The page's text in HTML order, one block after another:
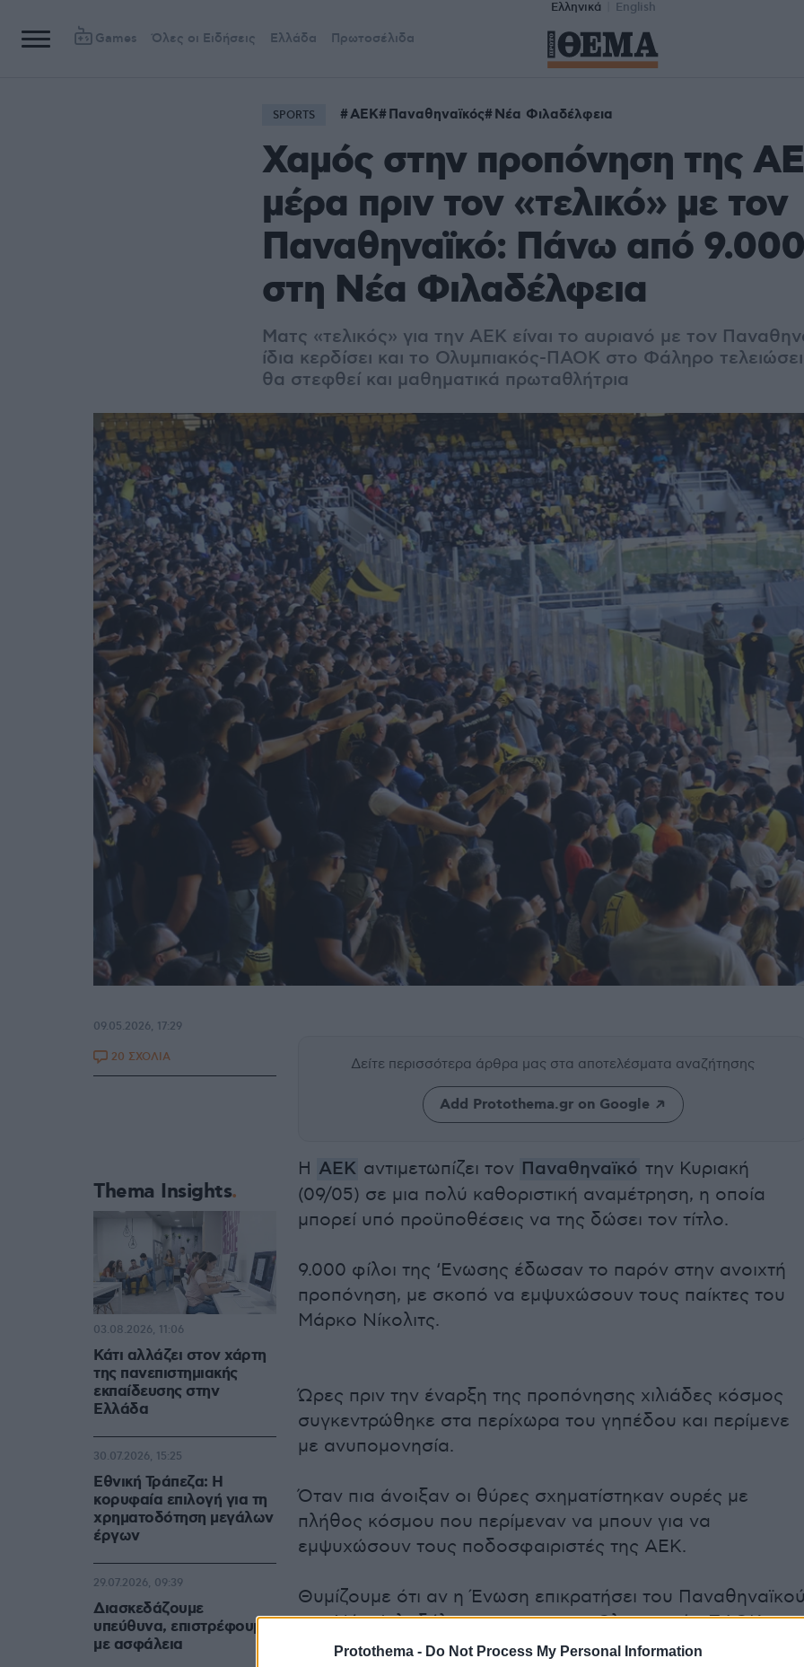
Protothema - Do Not Process My Personal Information
Ελληνικά English
Games Όλες οι Ειδήσεις Ελλάδα Πρωτοσέλιδα
SPORTS ΑΕΚ Παναθηναϊκός Νέα Φιλαδέλφεια
Χαμός στην προπόνηση της
μέρα πριν τον «τελικό» με τον
Παναθηναϊκό: Πάνω από
στη Νέα Φιλαδέλφεια
Ματς «τελικός» για την ΑΕΚ είναι το αυριανό με τον
ίδια κερδίσει και το Ολυμπιακός-ΠΑΟΚ στο Φάληρο
θα στεφθεί και μαθηματικά πρωταθλήτρια
Δείτε περισσότερα άρθρα μας στα αποτελέσματα αναζήτησης
Add Protothema.gr on Google
Η ΑΕΚ αντιμετωπίζει τον Παναθηναϊκό την Κυριακή
(09/05) σε μια πολύ καθοριστική αναμέτρηση, η οποία
μπορεί υπό προϋποθέσεις να της δώσει τον τίτλο.
9.000 φίλοι της ‘Ενωσης έδωσαν το παρόν στην ανοιχτή
προπόνηση, με σκοπό να εμψυχώσουν τους παίκτες του
Μάρκο Νίκολιτς.
Ώρες πριν την έναρξη της προπόνησης χιλιάδες κόσμος
συγκεντρώθηκε στα περίχωρα του γηπέδου και περίμενε
με ανυπομονησία.
Όταν πια άνοιξαν οι θύρες σχηματίστηκαν ουρές με
πλήθος κόσμου που περίμεναν να μπουν για να
εμψυχώσουν τους ποδοσφαιριστές της ΑΕΚ.
Θυμίζουμε ότι αν η Ένωση επικρατήσει του
στη Νέα Φιλαδέλφεια και το ματς Ολυμπιακός-ΠΑΟΚ
έρθει ισοπαλία στο Φάληρο, τότε η ομάδα του Νίκολιτς
09.05.2026, 17:29
20 ΣΧΟΛΙΑ
Thema Insights
Κάτι αλλάζει στον χάρτη
της πανεπιστημιακής
εκπαίδευσης στην
Ελλάδα
03.08.2026, 11:06
Εθνική Τράπεζα: Η
κορυφαία επιλογή για τη
χρηματοδότηση μεγάλων
έργων
30.07.2026, 15:25
Διασκεδάζουμε
υπεύθυνα, επιστρέφουμε
με ασφάλεια
29.07.2026, 09:39